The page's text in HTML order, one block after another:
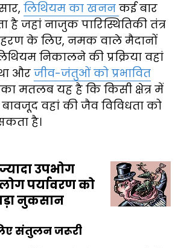
लिथियम का खनन कई बार
है जहां नाजुक पारिस्थितिकी तंत्र
के लिए, नमक वाले मैदानों
निकालने की प्रक्रिया वहां
और जीव-जंतुओं को प्रभावित
मतलब यह है कि किसी क्षेत्र में
वहां की जैव विविधता को
है।
उपभोग
पर्यावरण को
नुकसान
संतुलन जरूरी